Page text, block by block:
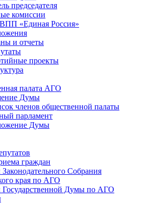
председателя
комиссии
«Единая Россия»
и отчеты
проекты
палата АГО
Думы
членов общественной палаты
парламент
Думы
граждан
Собрания
края по АГО
Государственной Думы по АГО